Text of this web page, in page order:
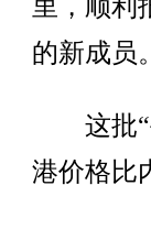
里，顺利
的新成员。
这批“
港价格比